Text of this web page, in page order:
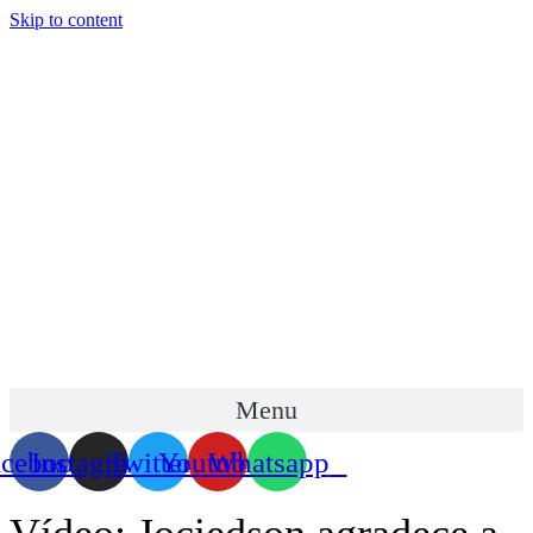
Skip to content
Menu
InstagramTwitterYoutubeWhatsapp